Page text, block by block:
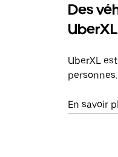
Des
UberXL
UberXL
personnes.
En savoir